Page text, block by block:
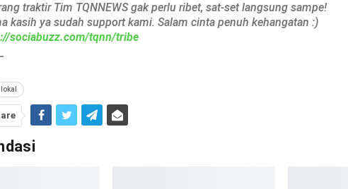
traktir Tim TQNNEWS gak perlu ribet, sat-set langsung sampe!
kasih ya sudah support kami. Salam cinta penuh kehangatan :)
sociabuzz.com/tqnn/tribe
lokal